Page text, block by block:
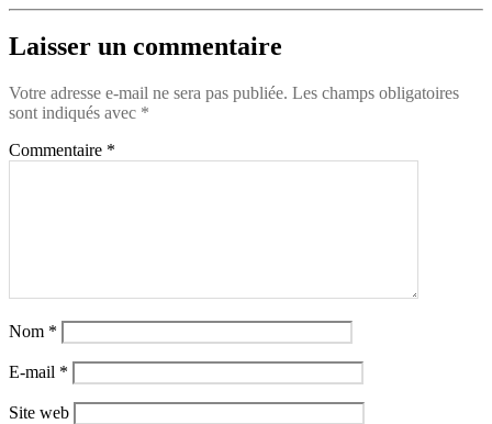
Laisser un commentaire
Votre adresse e-mail ne sera pas publiée. Les champs obligatoires
sont indiqués avec *
Commentaire *
Nom *
E-mail *
Site web